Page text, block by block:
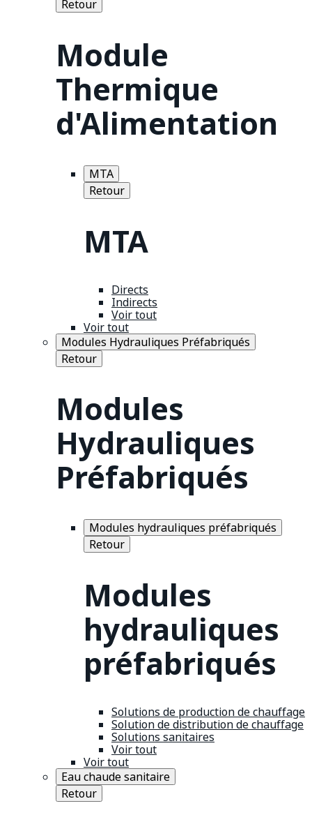
Retour
Module
Thermique
d'Alimentation
MTA
Retour
MTA
Directs
Indirects
Voir tout
Voir tout
Modules Hydrauliques Préfabriqués
Retour
Modules
Hydrauliques
Préfabriqués
Modules hydrauliques préfabriqués
Retour
Modules
hydrauliques
préfabriqués
Solutions de production de chauffage
Solution de distribution de chauffage
Solutions sanitaires
Voir tout
Voir tout
Eau chaude sanitaire
Retour